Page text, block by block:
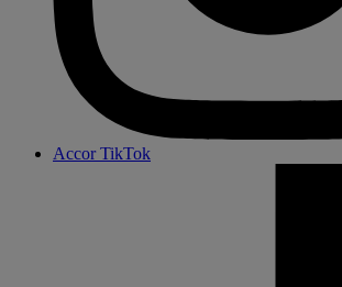
Accor TikTok